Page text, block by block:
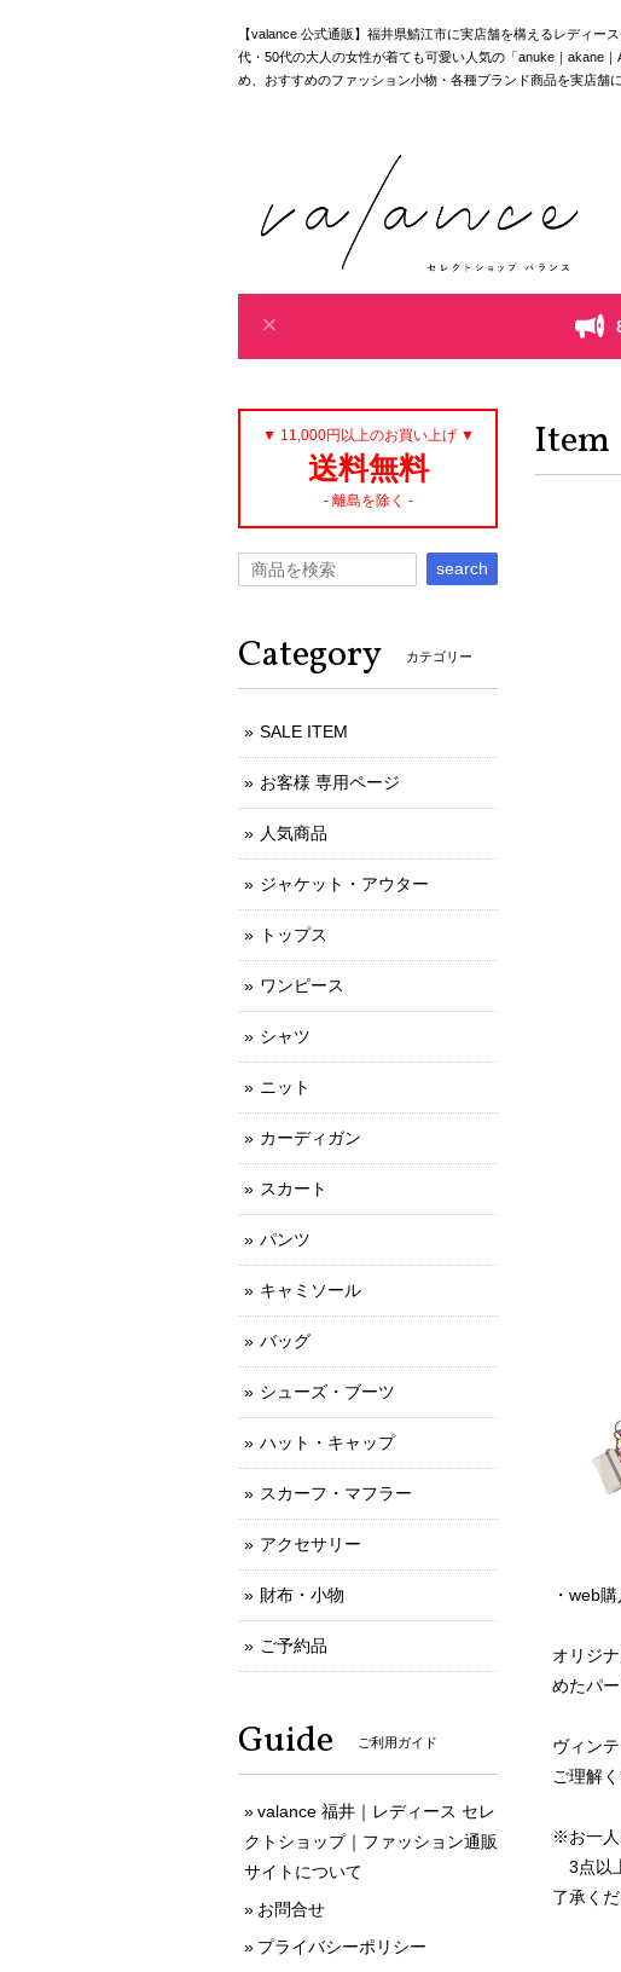
【valance 公式通販】福井県鯖江市に実店舗を構えるレディ
代・50代の大人の女性が着ても可愛い人気の「anuke｜akane
め、おすすめのファッション小物・各種ブランド商品を実店舗
Item
・web
オリジ
めたパ
ヴィン
ご理解く
※お一人
3点以
了承くだ
▼ 11,000円以上のお買い上げ ▼
送料無料
- 離島を除く -
search
Category カテゴリー
SALE ITEM
お客様 専用ページ
人気商品
ジャケット・アウター
トップス
ワンピース
シャツ
ニット
カーディガン
スカート
パンツ
キャミソール
バッグ
シューズ・ブーツ
ハット・キャップ
スカーフ・マフラー
アクセサリー
財布・小物
ご予約品
Guide ご利用ガイド
valance 福井｜レディース セレ
クトショップ｜ファッション通販
サイトについて
お問合せ
プライバシーポリシー